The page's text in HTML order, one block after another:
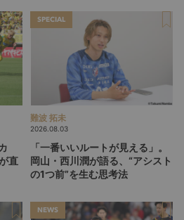
直
SPECIAL
難波 拓未
2026.08.03
「一番いいルートが見える」。
岡山・西川潤が語る、“アシスト
の1つ前”を生む思考法
NEWS